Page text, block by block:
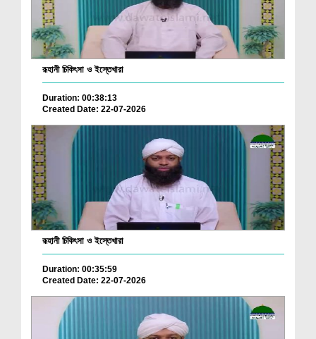
রূহানী চিকিৎসা ও ইস্তেখারা
Duration: 00:38:13
Created Date: 22-07-2026
রূহানী চিকিৎসা ও ইস্তেখারা
Duration: 00:35:59
Created Date: 22-07-2026